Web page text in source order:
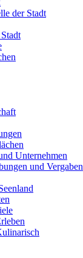
der Stadt
Unternehmen
und Vergaben